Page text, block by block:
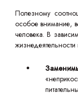
Полезному
особое внимание,
человека. В
жизнедеятельности